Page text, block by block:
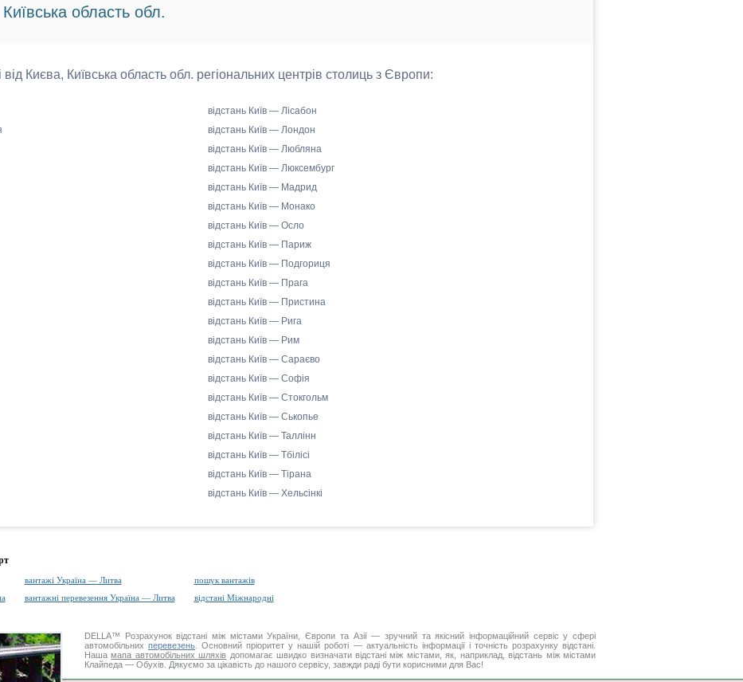
область обл.
від Києва, Київська область обл. регіональних центрів столиць з Європи:
відстань Київ — Лісабон
відстань Київ — Лондон
відстань Київ — Любляна
відстань Київ — Люксембург
відстань Київ — Мадрид
відстань Київ — Монако
відстань Київ — Осло
відстань Київ — Париж
відстань Київ — Подгориця
відстань Київ — Прага
відстань Київ — Пристина
відстань Київ — Рига
відстань Київ — Рим
відстань Київ — Сараєво
відстань Київ — Софія
відстань Київ — Стокгольм
відстань Київ — Ськопье
відстань Київ — Таллінн
відстань Київ — Тбілісі
відстань Київ — Тірана
відстань Київ — Хельсінкі
вантажі Україна — Литва
пошук вантажів
вантажні перевезення Україна — Литва відстані Міжнародні
DELLA™ Розрахунок відстані між містами України, Європи та Азії — зручний та якісний інформаційний сервіс у сфері
автомобільнихперевезень . Основний пріоритет у нашій роботі — актуальність інформації і точність розрахунку відстані.
Нашамапа автомобільних шляхів допомагає швидко визначати відстані між містами, як, наприклад, відстань між містами
Клайпеда — Обухів. Дякуємо за цікавість до нашого сервісу, завжди раді бути корисними для Вас!